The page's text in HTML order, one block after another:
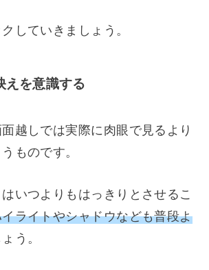
していきましょう。
えを意識する
越しでは実際に肉眼で見るより
ものです。
いつよりもはっきりとさせるこ
ライトやシャドウなども普段よ
う。